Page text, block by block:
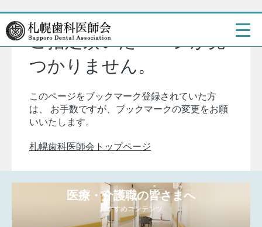
ご指定頂いたページが見
つかりません。
このページをブックマーク登録されていた方
は、
お手数ですが、ブックマークの変更をお願
いいたします。
札幌歯科医師会トップページ
医療・介護職の皆さまへ
おすすめコンテンツ